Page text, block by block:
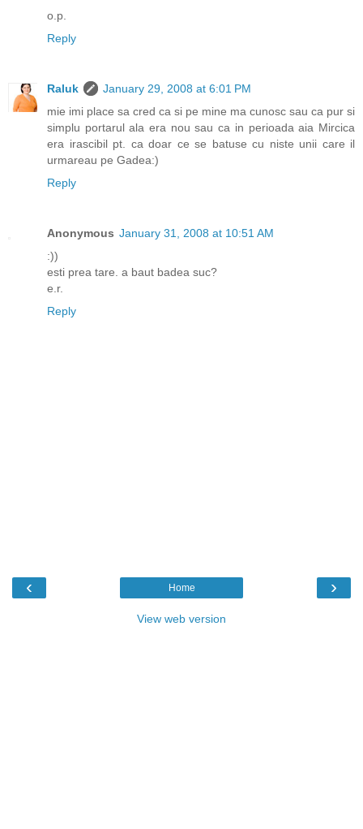
o.p.
Reply
Raluk
January 29, 2008 at 6:01 PM
mie imi place sa cred ca si pe mine ma cunosc sau ca pur si
simplu portarul ala era nou sau ca in perioada aia Mircica
era irascibil pt. ca doar ce se batuse cu niste unii care il
urmareau pe Gadea:)
Reply
Anonymous January 31, 2008 at 10:51 AM
:))
esti prea tare. a baut badea suc?
e.r.
Reply
‹ ›
Home
View web version